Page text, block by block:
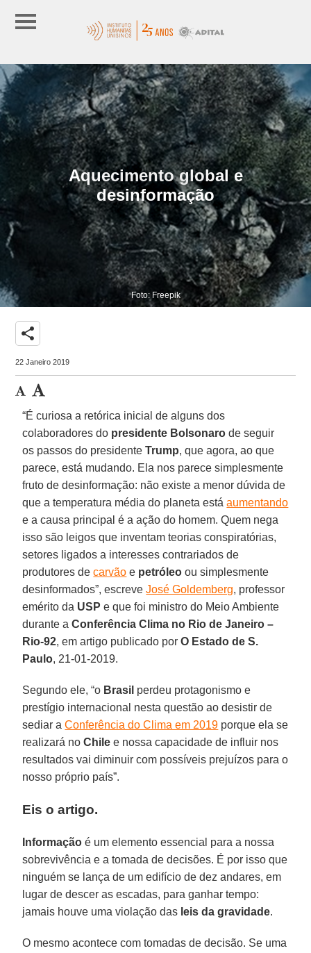
Aquecimento global e
desinformação
Foto: Freepik
share
22 Janeiro 2019
“É curiosa a retórica inicial de alguns dos
colaboradores do presidente Bolsonaro de seguir
os passos do presidenteTrump, que agora, ao que
parece, está mudando. Ela nos parece simplesmente
fruto de desinformação: não existe a menor dúvida de
que a temperatura média do planeta estáaumentando
e a causa principal é a ação do homem. Quem nega
isso são leigos que inventam teorias conspiratórias,
setores ligados a interesses contrariados de
produtores decarvão e petróleo ou simplesmente
desinformados”, escreveJosé Goldemberg, professor
emérito da USP e que foi ministro do Meio Ambiente
durante aConferência Clima no Rio de Janeiro –
Rio-92, em artigo publicado porO Estado de S.
Paulo, 21-01-2019.
Segundo ele, “o Brasil perdeu protagonismo e
prestígio internacional nesta questão ao desistir de
sediar aConferência do Clima em 2019 porque ela se
realizará noChile e nossa capacidade de influir nos
resultados vai diminuir com possíveis prejuízos para o
nosso próprio país”.
Eis o artigo.
Informação é um elemento essencial para a nossa
sobrevivência e a tomada de decisões. É por isso que
ninguém se lança de um edifício de dez andares, em
lugar de descer as escadas, para ganhar tempo:
jamais houve uma violação das leis da gravidade.
O mesmo acontece com tomadas de decisão. Se uma